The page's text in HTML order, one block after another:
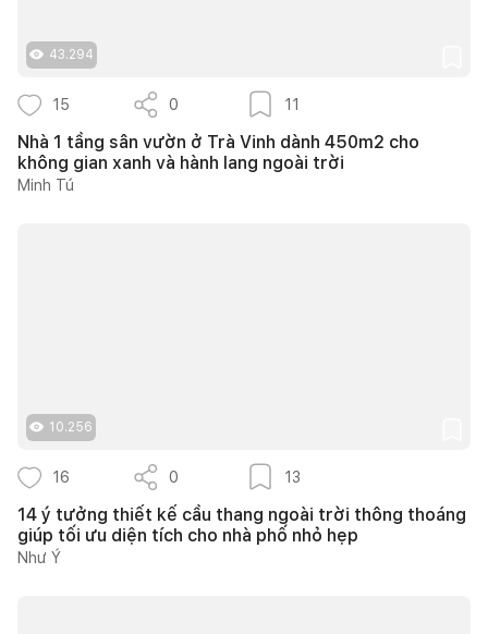
43.294
15 0 11
Nhà 1 tầng sân vườn ở Trà Vinh dành 450m2 cho
không gian xanh và hành lang ngoài trời
Minh Tú
10.256
16 0 13
14 ý tưởng thiết kế cầu thang ngoài trời thông thoáng
giúp tối ưu diện tích cho nhà phố nhỏ hẹp
Như Ý